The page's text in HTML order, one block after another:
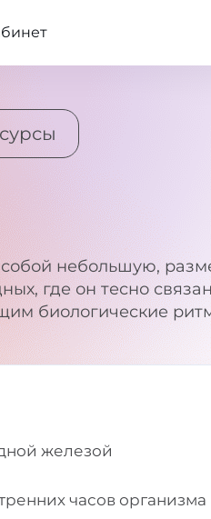
собой небольшую,
где он тесно
биологические
железой
часов организма